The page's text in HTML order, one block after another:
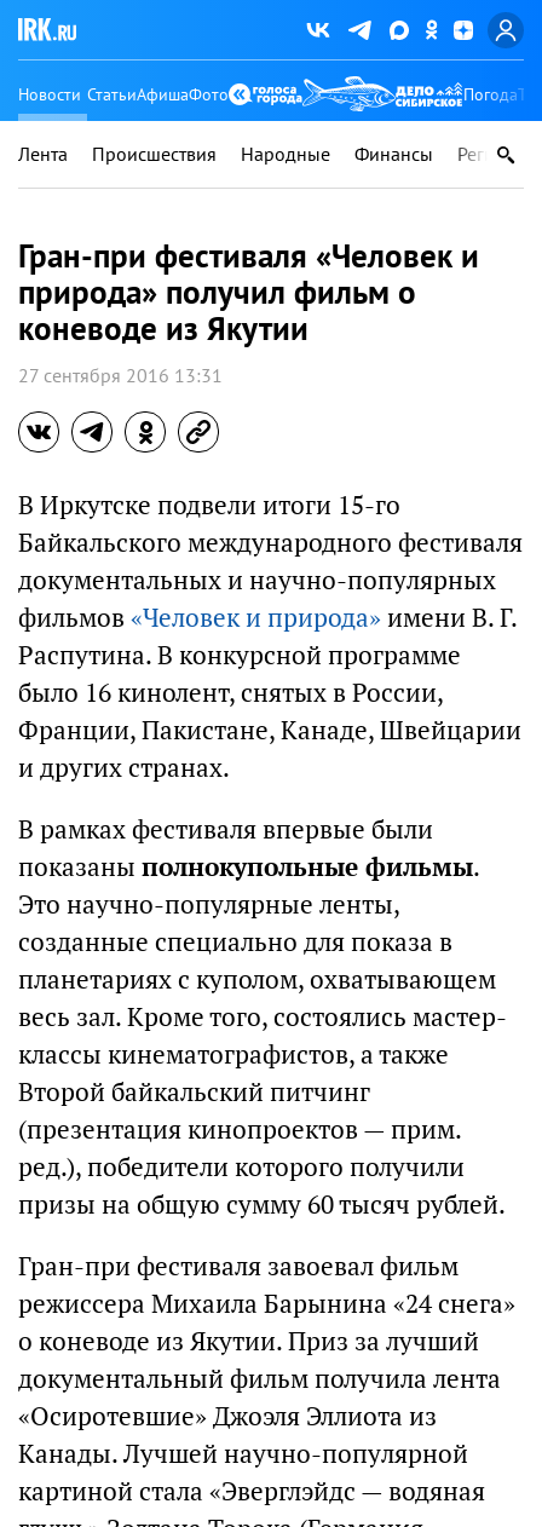
Новости СтатьиАфишаФото Погода
Лента Происшествия Народные Финансы Регионы
Гран-при фестиваля «Человек и
природа» получил фильм о
коневоде из Якутии
27 сентября 2016 13:31
В Иркутске подвели итоги 15-го
Байкальского международного фестиваля
документальных и научно-популярных
фильмов «Человек и природа»имени В. Г.
Распутина. В конкурсной программе
было 16 кинолент, снятых в России,
Франции, Пакистане, Канаде, Швейцарии
и других странах.
В рамках фестиваля впервые были
показаны полнокупольные фильмы.
Это научно-популярные ленты,
созданные специально для показа в
планетариях с куполом, охватывающем
весь зал. Кроме того, состоялись мастер-
классы кинематографистов, а также
Второй байкальский питчинг
(презентация кинопроектов — прим.
ред.), победители которого получили
призы на общую сумму 60 тысяч рублей.
Гран-при фестиваля завоевал фильм
режиссера Михаила Барынина «24 снега»
о коневоде из Якутии. Приз за лучший
документальный фильм получила лента
«Осиротевшие» Джоэля Эллиота из
Канады. Лучшей научно-популярной
картиной стала «Эверглэйдс — водяная